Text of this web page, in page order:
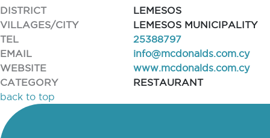
DISTRICT
LEMESOS
VILLAGES/CITY
LEMESOS MUNICIPALITY
TEL
25388797
EMAIL
info@mcdonalds.com.cy
WEBSITE
www.mcdonalds.com.cy
CATEGORY
RESTAURANT
back to top